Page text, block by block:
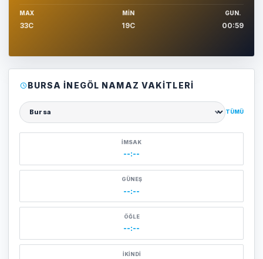
MAX
33C
MIN
19C
GUN.
00:59
BURSA İNEGÖL NAMAZ VAKITLERI
Şehir seçin
TÜMÜ
İMSAK
--:--
GÜNEŞ
--:--
ÖĞLE
--:--
İKINDI